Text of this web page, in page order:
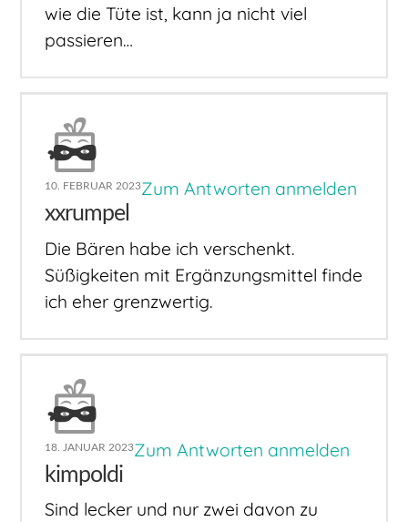
wie die Tüte ist, kann ja nicht viel
passieren…
10. FEBRUAR 2023Zum Antworten anmelden
xxrumpel
Die Bären habe ich verschenkt.
Süßigkeiten mit Ergänzungsmittel finde
ich eher grenzwertig.
18. JANUAR 2023Zum Antworten anmelden
kimpoldi
Sind lecker und nur zwei davon zu